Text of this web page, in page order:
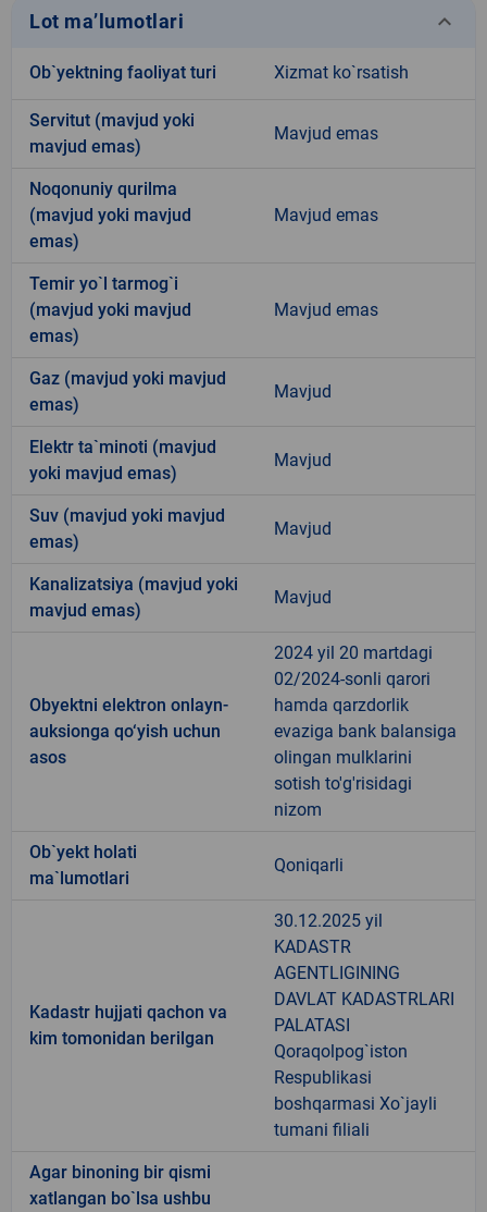
Lot ma’lumotlari keyboard_arrow_down
Ob`yektning faoliyat turi Xizmat ko`rsatish
Servitut (mavjud yoki
mavjud emas)
Mavjud emas
Noqonuniy qurilma
(mavjud yoki mavjud
emas)
Mavjud emas
Temir yo`l tarmog`i
(mavjud yoki mavjud
emas)
Mavjud emas
Gaz (mavjud yoki mavjud
emas)
Mavjud
Elektr ta`minoti (mavjud
yoki mavjud emas)
Mavjud
Suv (mavjud yoki mavjud
emas)
Mavjud
Kanalizatsiya (mavjud yoki
mavjud emas)
Mavjud
Obyektni elektron onlayn-
auksionga qo‘yish uchun
asos
2024 yil 20 martdagi
02/2024-sonli qarori
hamda qarzdorlik
evaziga bank balansiga
olingan mulklarini
sotish to'g'risidagi
nizom
Ob`yekt holati
ma`lumotlari
Qoniqarli
Kadastr hujjati qachon va
kim tomonidan berilgan
30.12.2025 yil
KADASTR
AGENTLIGINING
DAVLAT KADASTRLARI
PALATASI
Qoraqolpog`iston
Respublikasi
boshqarmasi Xo`jayli
tumani filiali
Agar binoning bir qismi
xatlangan bo`lsa ushbu